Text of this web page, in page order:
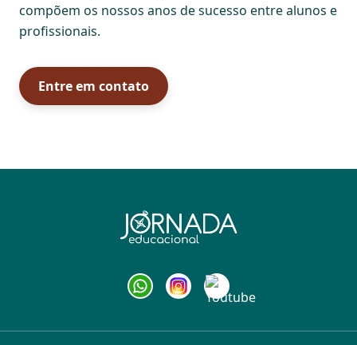
compõem os nossos anos de sucesso entre alunos e
profissionais.
Entre em contato